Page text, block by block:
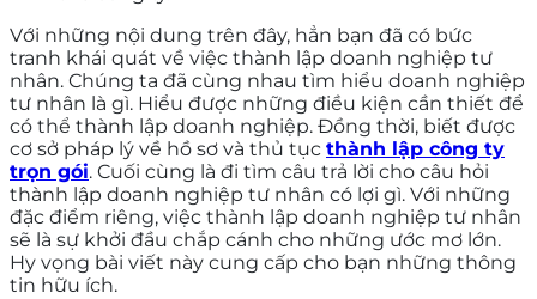
Với những nội dung trên đây, hẳn bạn đã có bức
tranh khái quát về việc thành lập doanh nghiệp tư
nhân. Chúng ta đã cùng nhau tìm hiểu doanh nghiệp
tư nhân là gì. Hiểu được những điều kiện cần thiết để
có thể thành lập doanh nghiệp. Đồng thời, biết được
cơ sở pháp lý về hồ sơ và thủ tục thành lập công ty
trọn gói. Cuối cùng là đi tìm câu trả lời cho câu hỏi
thành lập doanh nghiệp tư nhân có lợi gì. Với những
đặc điểm riêng, việc thành lập doanh nghiệp tư nhân
sẽ là sự khởi đầu chắp cánh cho những ước mơ lớn.
Hy vọng bài viết này cung cấp cho bạn những thông
tin hữu ích.